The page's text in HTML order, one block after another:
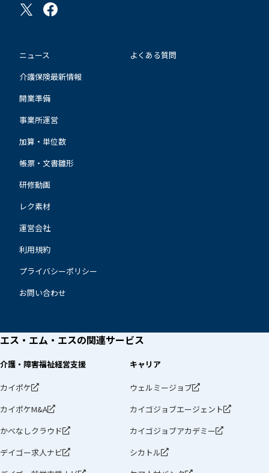
ニュース
介護保険最新情報
開業準備
事業所運営
加算・単位数
帳票・文書雛形
研修動画
レク素材
よくある質問
運営会社
利用規約
プライバシーポリシー
お問い合わせ
エス・エム・エスの関連サービス
介護・障害福祉経営支援
カイポケ
カイポケM&A
かべなしクラウド
デイゴー求人ナビ
キャリア
ウェルミージョブ
カイゴジョブエージェント
カイゴジョブアカデミー
シカトル